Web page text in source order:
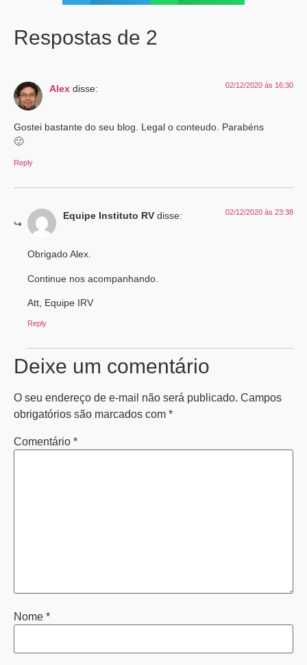
Respostas de 2
Alex disse: 02/12/2020 às 16:30
Gostei bastante do seu blog. Legal o conteudo. Parabéns
🙂
Reply
Equipe Instituto RV disse: 02/12/2020 às 23:38
Obrigado Alex.
Continue nos acompanhando.
Att, Equipe IRV
Reply
Deixe um comentário
O seu endereço de e-mail não será publicado. Campos
obrigatórios são marcados com *
Comentário *
Nome *